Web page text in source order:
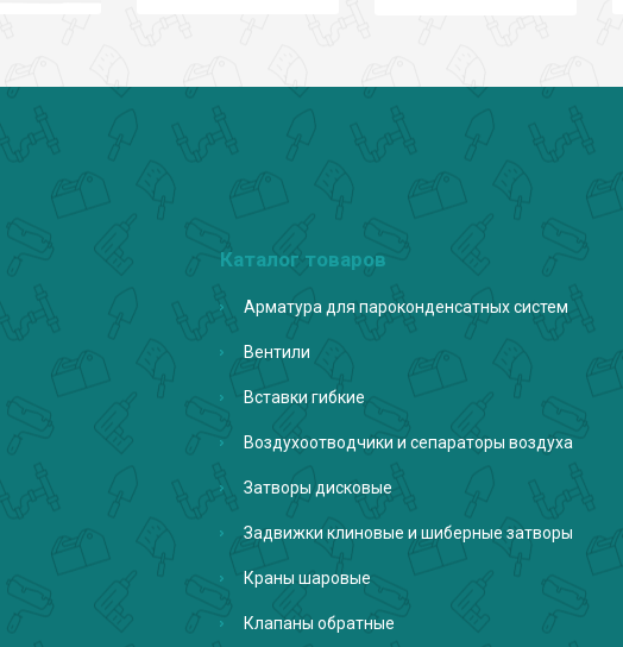
Каталог товаров
Арматура для пароконденсатных систем
Вентили
Вставки гибкие
Воздухоотводчики и сепараторы воздуха
Затворы дисковые
Задвижки клиновые и шиберные затворы
Краны шаровые
Клапаны обратные